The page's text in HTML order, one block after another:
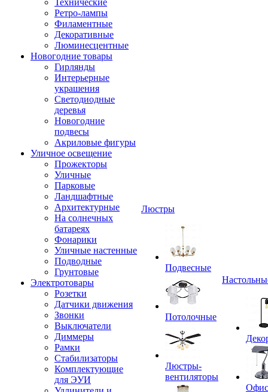
Технические
Ретро-лампы
Филаментные
Декоративные
Люминесцентные
Новогодние товары
Гирлянды
Интерьерные
украшения
Светодиодные
деревья
Новогодние
подвесы
Акриловые фигуры
Уличное освещение
Прожекторы
Уличные
Парковые
Ландшафтные
Архитектурные
На солнечных
батареях
Фонарики
Уличные настенные
Подводные
Грунтовые
Электротовары
Розетки
Датчики движения
Звонки
Выключатели
Диммеры
Рамки
Стабилизаторы
Комплектующие
для ЭУИ
Люстры
Подвесные
Потолочные
Люстры-
вентиляторы